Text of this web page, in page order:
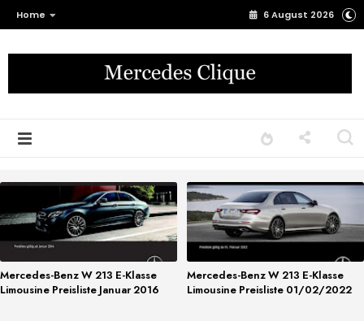
Home 6 August 2026
Mercedes-Benz W 213 E-Klasse
Limousine Preisliste Januar 2016
Mercedes-Benz W 213 E-Klasse
Limousine Preisliste 01/02/2022